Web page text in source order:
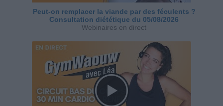
Peut-on remplacer la viande par des féculents ?
Consultation diététique du 05/08/2026
Webinaires en direct